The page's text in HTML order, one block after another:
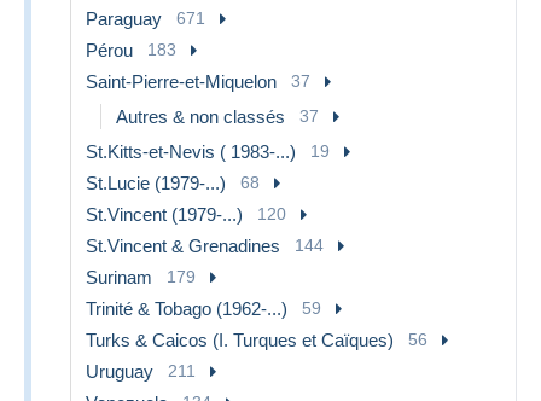
Paraguay 671
Pérou 183
Saint-Pierre-et-Miquelon 37
Autres & non classés 37
St.Kitts-et-Nevis ( 1983-...) 19
St.Lucie (1979-...) 68
St.Vincent (1979-...) 120
St.Vincent & Grenadines 144
Surinam 179
Trinité & Tobago (1962-...) 59
Turks & Caicos (I. Turques et Caïques) 56
Uruguay 211